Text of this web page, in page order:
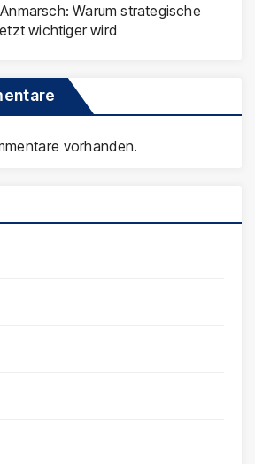
Warum strategische
wichtiger wird
vorhanden.